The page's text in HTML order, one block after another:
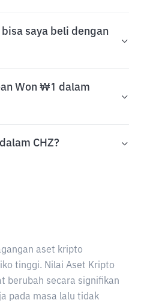
saya beli dengan
Won ₩1 dalam
CHZ?
aset kripto
tinggi. Nilai Aset Kripto
berubah secara signifikan
pada masa lalu tidak